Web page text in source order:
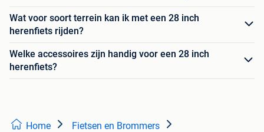
Wat voor soort terrein kan ik met een 28 inch
herenfiets rijden?
Welke accessoires zijn handig voor een 28 inch
herenfiets?
Home Fietsen en Brommers